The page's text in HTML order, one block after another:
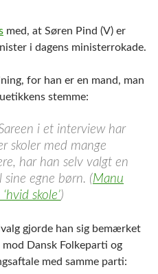
med, at Søren Pind (V) er
i dagens ministerrokade.
for han er en mand, man
stemme:
i et interview har
skoler med mange
har han selv valgt en
egne børn. (Manu
skole’)
gjorde han sig bemærket
Dansk Folkeparti og
med samme parti: